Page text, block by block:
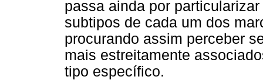
passa ainda por
subtipos de cada um dos
procurando assim perceber
mais estreitamente
tipo específico.